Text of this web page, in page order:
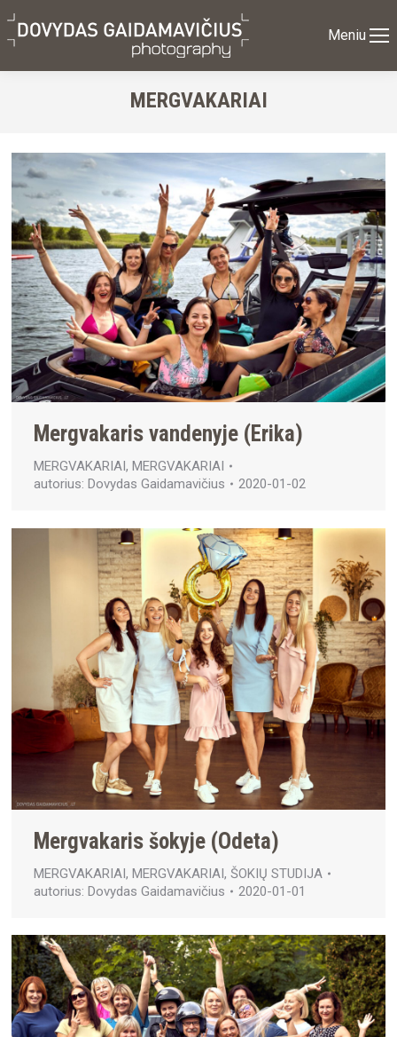
Meniu
MERGVAKARIAI
Mergvakaris vandenyje (Erika)
MERGVAKARIAI , MERGVAKARIAI
autorius: Dovydas Gaidamavičius 2020-01-02
Mergvakaris šokyje (Odeta)
MERGVAKARIAI, MERGVAKARIAI, ŠOKIŲ STUDIJA
autorius: Dovydas Gaidamavičius 2020-01-01